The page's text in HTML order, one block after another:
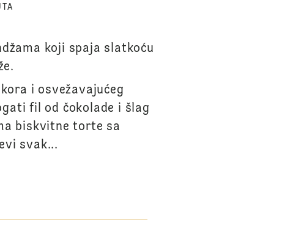
koji spaja slatkoću
i osvežavajućeg
fil od čokolade i šlag
biskvitne torte sa
svak...